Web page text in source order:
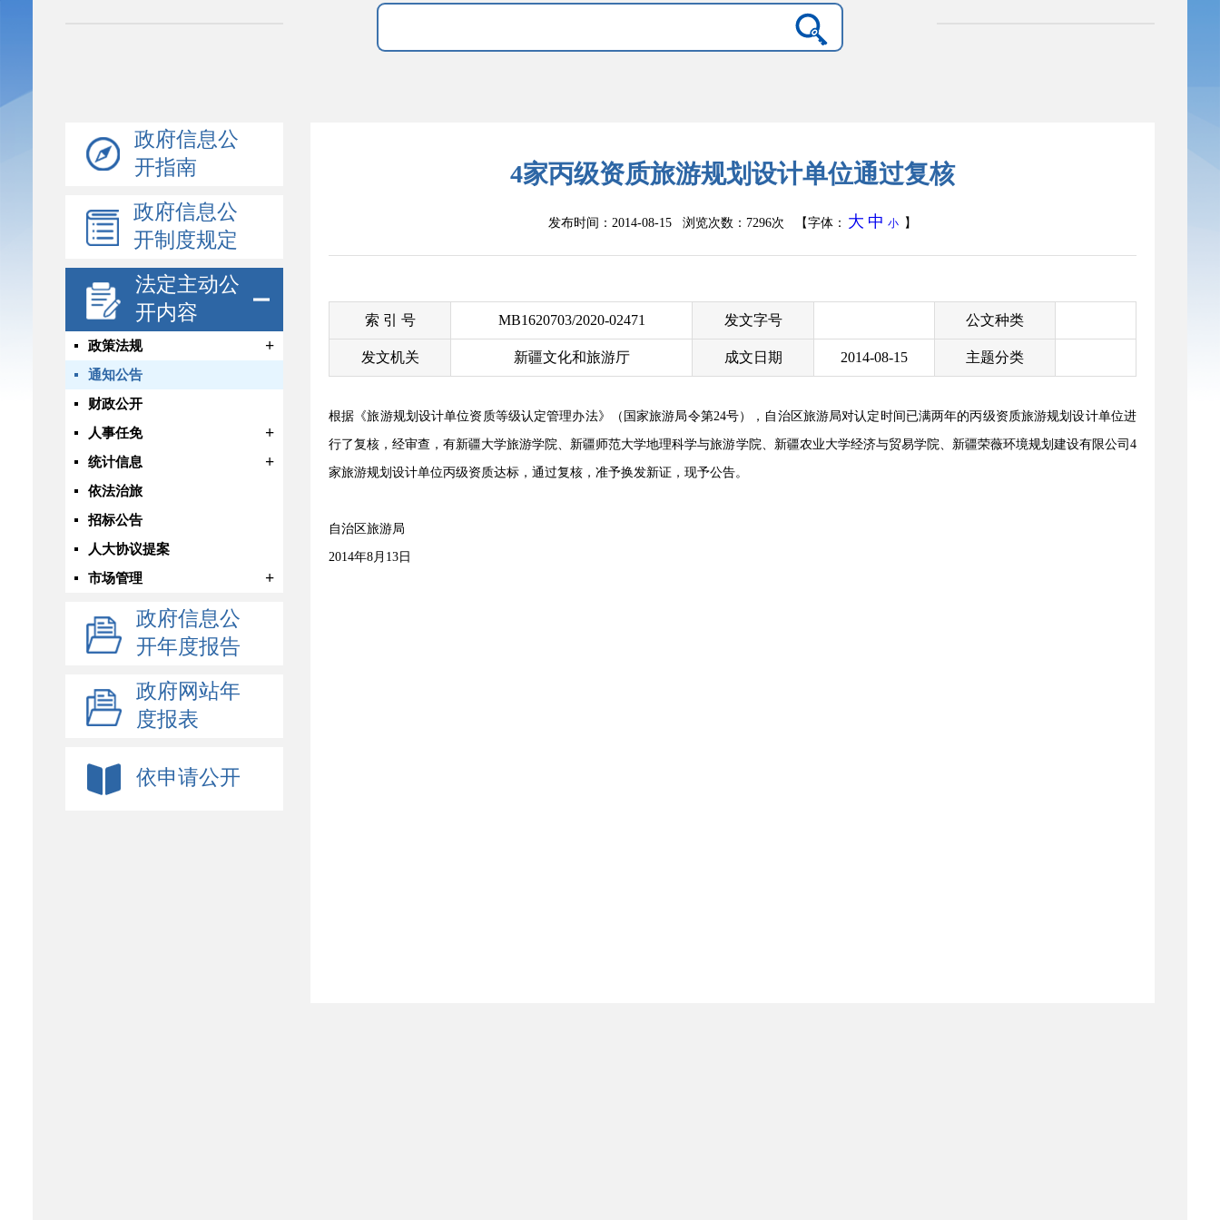
政府信息公
开指南
政府信息公
开制度规定
法定主动公
开内容
政策法规 +
通知公告
财政公开
人事任免
+
统计信息 +
依法治旅
招标公告
人大协议提案
市场管理
+
政府信息公
开年度报告
政府网站年
度报表
依申请公开
4家丙级资质旅游规划设计单位通过复核
发布时间：2014-08-15 浏览次数： 7296次 【字体： 大 中 小 】
索 引 号 MB1620703/2020-02471 发文字号 公文种类
发文机关 新疆文化和旅游厅 成文日期 2014-08-15 主题分类
根据《旅游规划设计单位资质等级认定管理办法》（国家旅游局令第24号），自治区旅游局对认定时间已满两年的丙级资质旅游规划设计单位进
行了复核，经审查，有新疆大学旅游学院、新疆师范大学地理科学与旅游学院、新疆农业大学经济与贸易学院、新疆荣薇环境规划建设有限公司4
家旅游规划设计单位丙级资质达标，通过复核，准予换发新证，现予公告。
自治区旅游局
2014年8月13日